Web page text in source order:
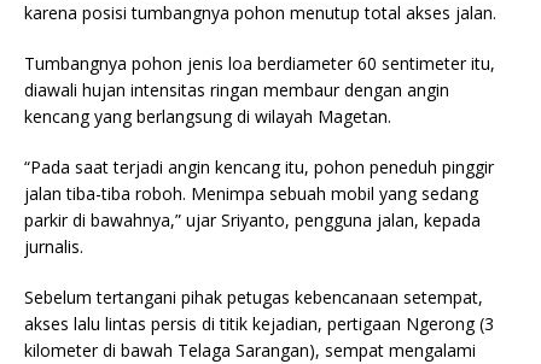
karena posisi tumbangnya pohon menutup total akses jalan.
Tumbangnya pohon jenis loa berdiameter 60 sentimeter itu,
diawali hujan intensitas ringan membaur dengan angin
kencang yang berlangsung di wilayah Magetan.
“Pada saat terjadi angin kencang itu, pohon peneduh pinggir
jalan tiba-tiba roboh. Menimpa sebuah mobil yang sedang
parkir di bawahnya,” ujar Sriyanto, pengguna jalan, kepada
jurnalis.
Sebelum tertangani pihak petugas kebencanaan setempat,
akses lalu lintas persis di titik kejadian, pertigaan Ngerong (3
kilometer di bawah Telaga Sarangan), sempat mengalami